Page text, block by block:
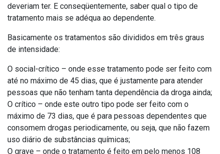
deveriam ter. E conseqüentemente, saber qual o tipo de
tratamento mais se adéqua ao dependente.
Basicamente os tratamentos são divididos em três graus
de intensidade:
O social-crítico – onde esse tratamento pode ser feito com
até no máximo de 45 dias, que é justamente para atender
pessoas que não tenham tanta dependência da droga ainda;
O crítico – onde este outro tipo pode ser feito com o
máximo de 73 dias, que é para pessoas dependentes que
consomem drogas periodicamente, ou seja, que não fazem
uso diário de substâncias químicas;
O grave – onde o tratamento é feito em pelo menos 108